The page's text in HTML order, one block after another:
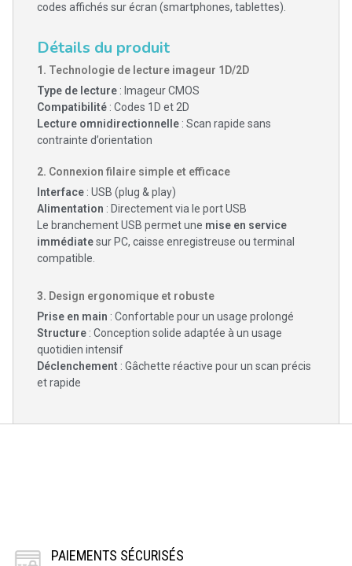
codes affichés sur écran (smartphones, tablettes).
Détails du produit
1. Technologie de lecture imageur 1D/2D
Type de lecture : Imageur CMOS
Compatibilité : Codes 1D et 2D
Lecture omnidirectionnelle : Scan rapide sans
contrainte d’orientation
2. Connexion filaire simple et efficace
Interface : USB (plug & play)
Alimentation : Directement via le port USB
Le branchement USB permet une mise en service
immédiatesur PC, caisse enregistreuse ou terminal
compatible.
3. Design ergonomique et robuste
Prise en main : Confortable pour un usage prolongé
Structure : Conception solide adaptée à un usage
quotidien intensif
Déclenchement : Gâchette réactive pour un scan précis
et rapide
PAIEMENTS SÉCURISÉS